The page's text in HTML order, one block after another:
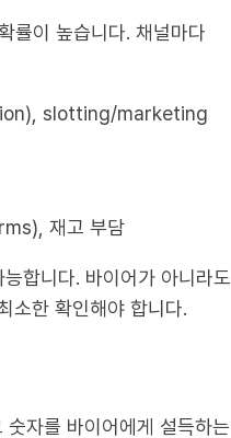
률이 높습니다. 채널마다
slotting/marketing
재고 부담
합니다. 바이어가 아니라도
소한 확인해야 합니다.
자를 바이어에게 설득하는